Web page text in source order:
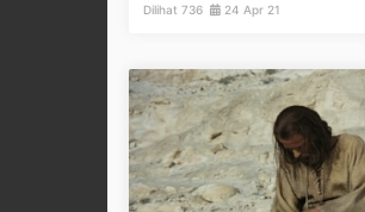
Dilihat 736 24 Apr 21